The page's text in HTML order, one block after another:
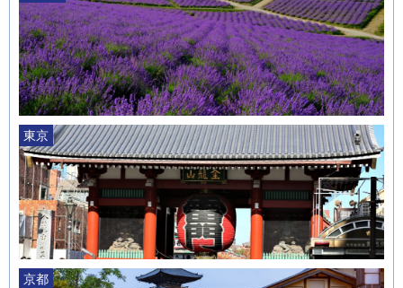
東京
京都